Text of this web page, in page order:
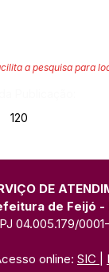
a pesquisa para
120
DE
de Feijó -
04.005.179/
online: SIC